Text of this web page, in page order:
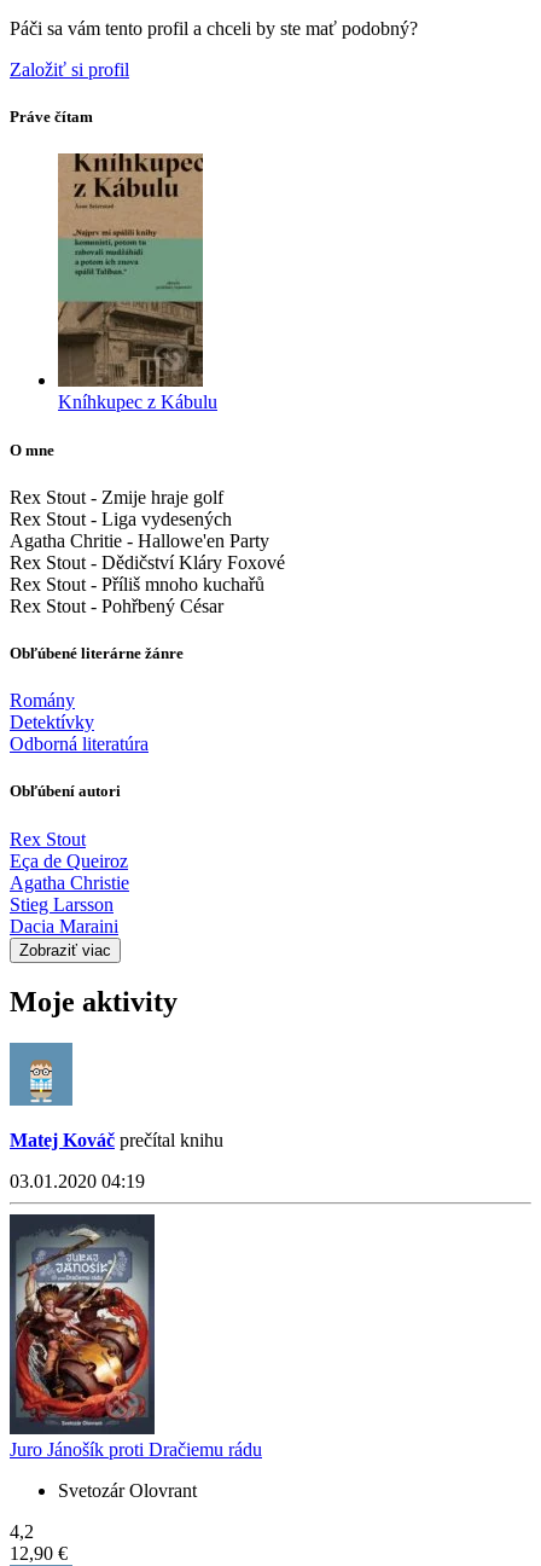
Páči sa vám tento profil a chceli by ste mať podobný?
Založiť si profil
Práve čítam
Kníhkupec z Kábulu
O mne
Rex Stout - Zmije hraje golf
Rex Stout - Liga vydesených
Agatha Chritie - Hallowe'en Party
Rex Stout - Dědičství Kláry Foxové
Rex Stout - Příliš mnoho kuchařů
Rex Stout - Pohřbený César
Obľúbené literárne žánre
Romány
Detektívky
Odborná literatúra
Obľúbení autori
Rex Stout
Eça de Queiroz
Agatha Christie
Stieg Larsson
Dacia Maraini
Zobraziť viac
Moje aktivity
Matej Kováč prečítal knihu
03.01.2020 04:19
Juro Jánošík proti Dračiemu rádu
Svetozár Olovrant
4,2
12,90 €